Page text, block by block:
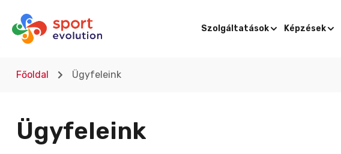
Szolgáltatások Képzések
Főoldal Ügyfeleink
Ügyfeleink